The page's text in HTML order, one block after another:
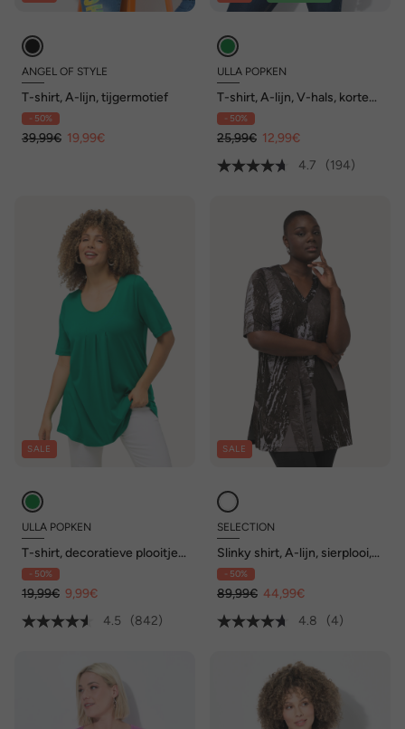
ANGEL OF STYLE
T-shirt, A-lijn, tijgermotief
- 50%
39,99€ 19,99€
ULLA POPKEN
T-shirt, A-lijn, V-hals, korte
mouwen
- 50%
25,99€ 12,99€
4.7
(194)
SALE
ULLA POPKEN
T-shirt, decoratieve plooitjes,
A-lijn, ronde hals, korte
mouwen, modal
- 50%
19,99€ 9,99€
4.5
(842)
SALE
SELECTION
Slinky shirt, A-lijn, sierplooi,
V-hals, halflange mouwen
- 50%
89,99€ 44,99€
4.8
(4)